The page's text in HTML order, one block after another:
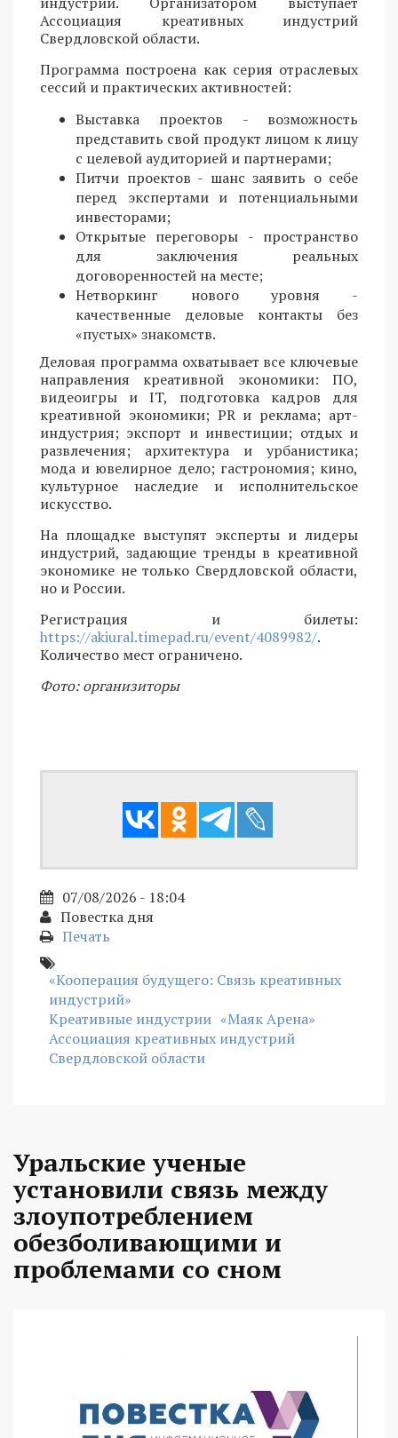
Ассоциация креативных индустрий
Свердловской области.
Программа построена как серия отраслевых
сессий и практических активностей:
Выставка проектов - возможность
представить свой продукт лицом к лицу
с целевой аудиторией и партнерами;
Питчи проектов - шанс заявить о себе
перед экспертами и потенциальными
инвесторами;
Открытые переговоры - пространство
для заключения реальных
договоренностей на месте;
Нетворкинг нового уровня -
качественные деловые контакты без
«пустых» знакомств.
Деловая программа охватывает все ключевые
направления креативной экономики: ПО,
видеоигры и IT, подготовка кадров для
креативной экономики; PR и реклама; арт-
индустрия; экспорт и инвестиции; отдых и
развлечения; архитектура и урбанистика;
мода и ювелирное дело; гастрономия; кино,
культурное наследие и исполнительское
искусство.
На площадке выступят эксперты и лидеры
индустрий, задающие тренды в креативной
экономике не только Свердловской области,
но и России.
Регистрация и билеты:
https://akiural.timepad.ru/event/4089982/.
Количество мест ограничено.
Фото: организиторы
07/08/2026 - 18:04
Повестка дня
Печать
«Кооперация будущего: Связь креативных
индустрий»
Креативные индустрии «Маяк Арена»
Ассоциация креативных индустрий
Свердловской области
Уральские ученые
установили связь между
злоупотреблением
обезболивающими и
проблемами со сном